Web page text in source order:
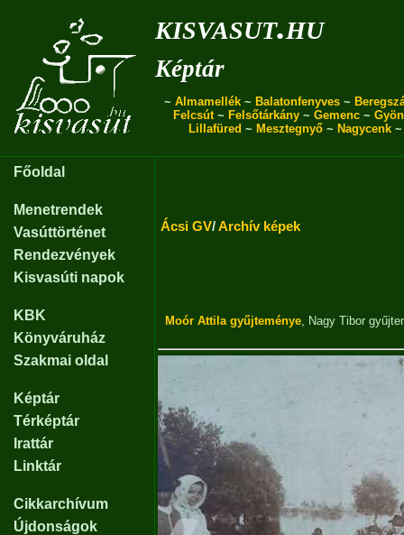
kisvasut.hu
Képtár
~ Almamellék ~ Balatonfenyves ~
Felcsút~ Felsőtárkány ~ Gemenc ~
Lillafüred ~ Mesztegnyő~ Nagycenk
Főoldal
Menetrendek
Vasúttörténet
Rendezvények
Kisvasúti napok
KBK
Könyváruház
Szakmai oldal
Képtár
Térképtár
Irattár
Linktár
Cikkarchívum
Újdonságok
Ácsi GV/Archív képek
Moór Attila gyűjteménye, Nagy Tibor